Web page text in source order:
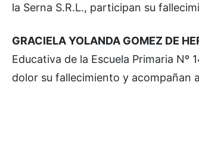
la Serna S.R.L., participan su
GRACIELA YOLANDA GOMEZ DE
Educativa de la Escuela Primaria Nº
dolor su fallecimiento y acompañan